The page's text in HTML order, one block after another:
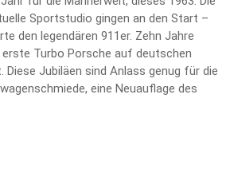
Sportstudio gingen an den Start –
den legendären 911er. Zehn Jahre
Turbo Porsche auf deutschen
Jubiläen sind Anlass genug für die
eine Neuauflage des